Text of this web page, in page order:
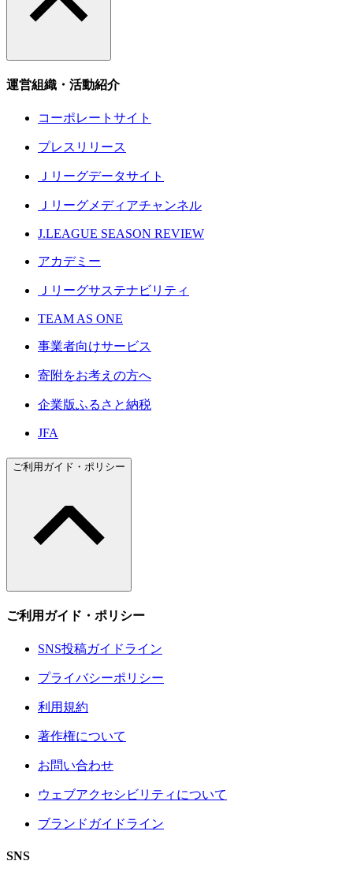
運営組織・活動紹介
コーポレートサイト
プレスリリース
Ｊリーグデータサイト
Ｊリーグメディアチャンネル
J.LEAGUE SEASON REVIEW
アカデミー
Ｊリーグサステナビリティ
TEAM AS ONE
事業者向けサービス
寄附をお考えの方へ
企業版ふるさと納税
JFA
ご利用ガイド・ポリシー
ご利用ガイド・ポリシー
SNS投稿ガイドライン
プライバシーポリシー
利用規約
著作権について
お問い合わせ
ウェブアクセシビリティについて
ブランドガイドライン
SNS